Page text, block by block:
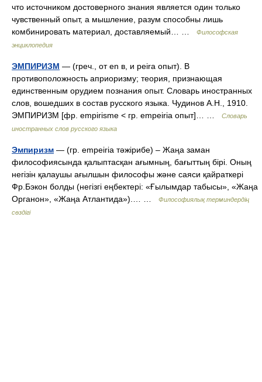
что источником достоверного знания является один только
чувственный опыт, а мышление, разум способны лишь
комбинировать материал, доставляемый… …
Философская
энциклопедия
ЭМПИРИЗМ — (греч., от en в, и peira опыт). В
противоположность априоризму; теория, признающая
единственным орудием познания опыт. Словарь иностранных
слов, вошедших в состав русского языка. Чудинов А.Н., 1910.
ЭМПИРИЗМ [фр. empirisme < гр. empeiria опыт]… …
Словарь
иностранных слов русского языка
Эмпиризм — (гр. еmpeiria тәжірибе) – Жаңа заман
философиясында қалыптасқан ағымның, бағыттың бірі. Оның
негізін қалаушы ағылшын философы және саяси қайраткері
Фр.Бэкон болды (негізгі еңбектері: «Ғылымдар табысы», «Жаңа
Органон», «Жаңа Атлантида»).… …
Философиялық терминдердің
сөздігі